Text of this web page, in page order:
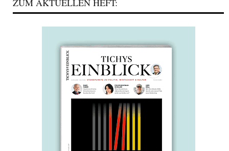
ZUM AKTUELLEN HEFT: